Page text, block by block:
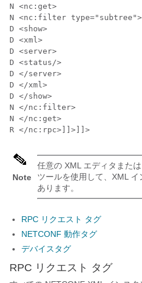
N <nc:get>
N <nc:filter type="subtree">
D <show>
D <xml>
D <server>
D <status/>
D </server>
D </xml>
D </show>
N </nc:filter>
N </nc:get>
Note
任意の XML エディタまた
ツールを使用して、XML
あります。
RPC リクエスト タグ
NETCONF 動作タグ
デバイスタグ
RPC リクエスト タグ